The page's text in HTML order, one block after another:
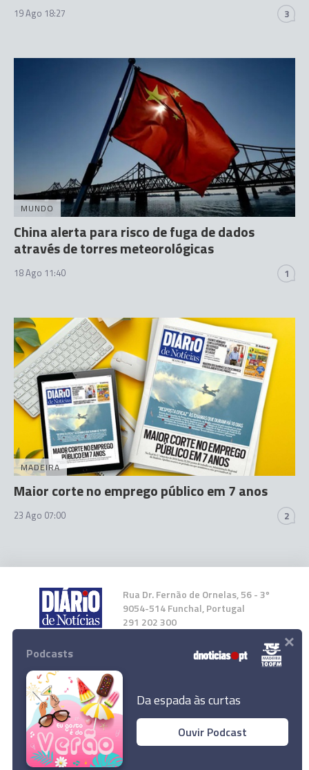
19 Ago 18:27 3
MUNDO
China alerta para risco de fuga de dados
através de torres meteorológicas
18 Ago 11:40 1
MADEIRA
Maior corte no emprego público em 7 anos
23 Ago 07:00 2
Rua Dr. Fernão de Ornelas, 56 - 3º
9054-514 Funchal, Portugal
291 202 300
Instale a nossa App
© 2024 Empresa Diário de Notícias, Lda.
Todos os direitos reservados.
Podcasts
Da espada às curtas
Ouvir Podcast
×